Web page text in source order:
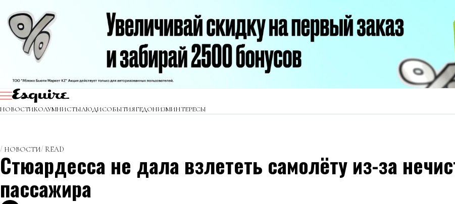
НОВОСТИКОЛУМНИСТЫЛЮДИСОБЫТИЯГЕДОНИЗМИНТЕРЕСЫ
НОВОСТИ READ
Стюардесса не дала взлететь самолёту из-за
пассажира